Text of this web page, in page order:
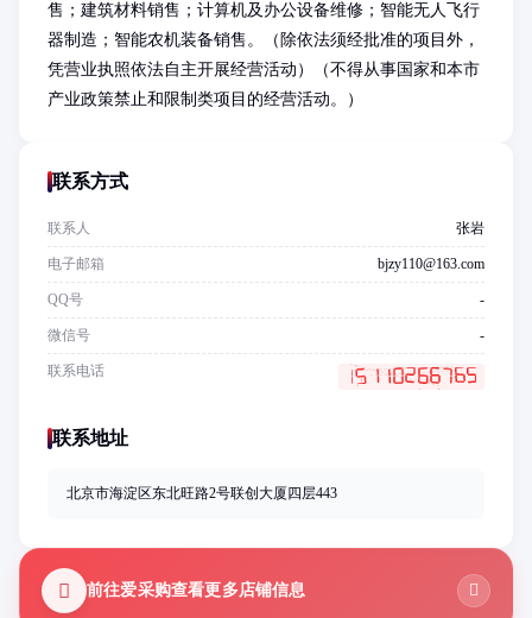
售；建筑材料销售；计算机及办公设备维修；智能无人飞行
器制造；智能农机装备销售。（除依法须经批准的项目外，
凭营业执照依法自主开展经营活动）（不得从事国家和本市
产业政策禁止和限制类项目的经营活动。）
联系方式
联系人 张岩
电子邮箱 bjzy110@163.com
QQ号 -
微信号 -
联系电话
联系地址
北京市海淀区东北旺路2号联创大厦四层443
前往爱采购查看更多店铺信息